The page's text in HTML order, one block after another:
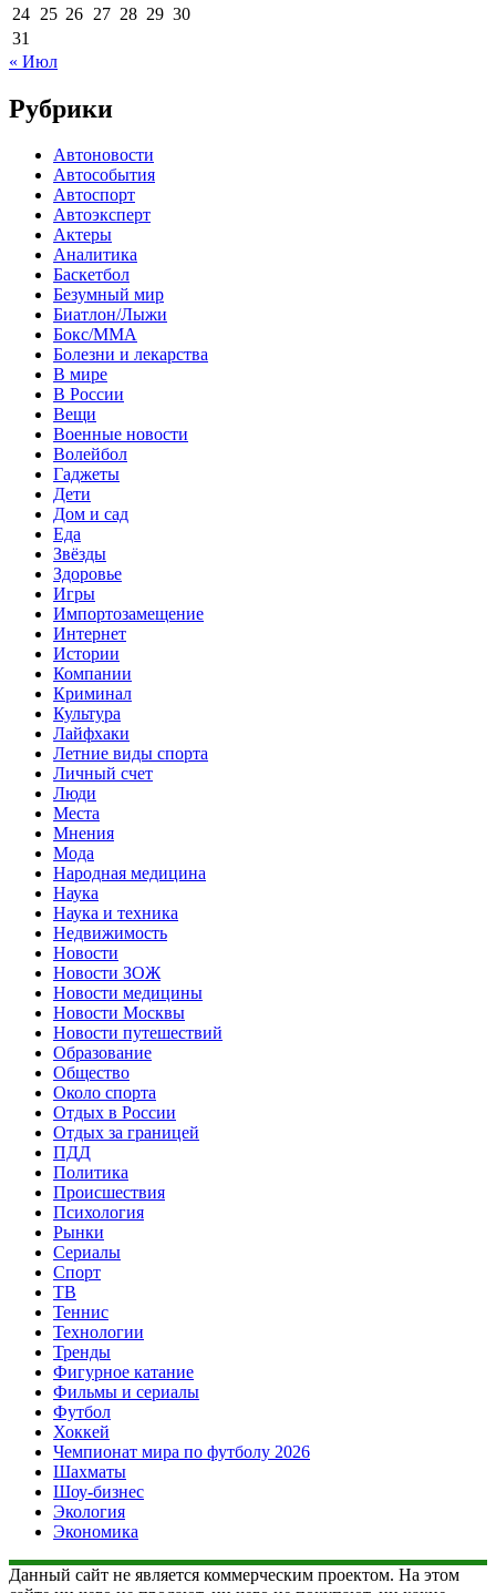
24 25 26 27 28 29 30
31
« Июл
Рубрики
Автоновости
Автособытия
Автоспорт
Автоэксперт
Актеры
Аналитика
Баскетбол
Безумный мир
Биатлон/Лыжи
Бокс/MMA
Болезни и лекарства
В мире
В России
Вещи
Военные новости
Волейбол
Гаджеты
Дети
Дом и сад
Еда
Звёзды
Здоровье
Игры
Импортозамещение
Интернет
Истории
Компании
Криминал
Культура
Лайфхаки
Летние виды спорта
Личный счет
Люди
Места
Мнения
Мода
Народная медицина
Наука
Наука и техника
Недвижимость
Новости
Новости ЗОЖ
Новости медицины
Новости Москвы
Новости путешествий
Образование
Общество
Около спорта
Отдых в России
Отдых за границей
ПДД
Политика
Происшествия
Психология
Рынки
Сериалы
Спорт
ТВ
Теннис
Технологии
Тренды
Фигурное катание
Фильмы и сериалы
Футбол
Хоккей
Чемпионат мира по футболу 2026
Шахматы
Шоу-бизнес
Экология
Экономика
Данный сайт не является коммерческим проектом. На этом